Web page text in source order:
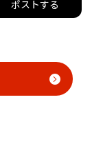
ポストする